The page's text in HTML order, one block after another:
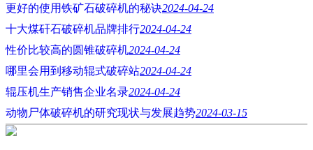
更好的使用铁矿石破碎机的秘诀2024-04-24
十大煤矸石破碎机品牌排行2024-04-24
性价比较高的圆锥破碎机2024-04-24
哪里会用到移动辊式破碎站2024-04-24
辊压机生产销售企业名录2024-04-24
动物尸体破碎机的研究现状与发展趋势2024-03-15